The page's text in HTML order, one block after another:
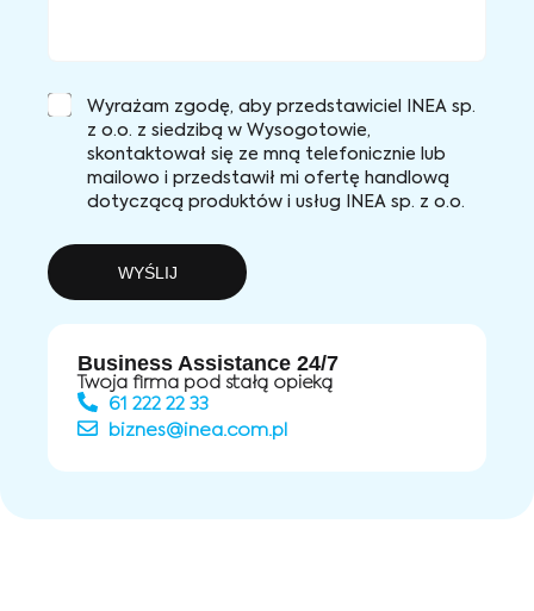
Wyrażam zgodę, aby przedstawiciel INEA sp.
z o.o. z siedzibą w Wysogotowie,
skontaktował się ze mną telefonicznie lub
mailowo i przedstawił mi ofertę handlową
dotyczącą produktów i usług INEA sp. z o.o.
WYŚLIJ
Business Assistance 24/7
Twoja firma pod stałą opieką
61 222 22 33
biznes@inea.com.pl